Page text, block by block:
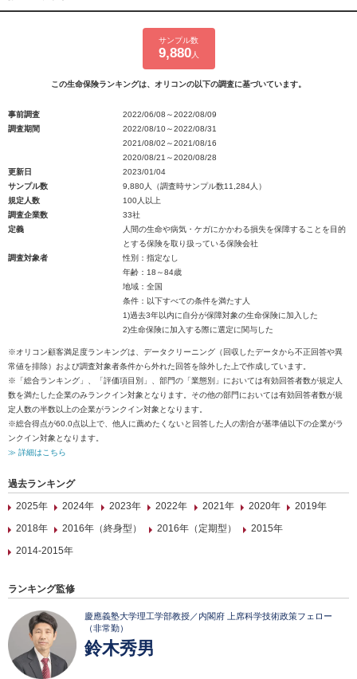
サンプル数
9,880人
この生命保険ランキングは、オリコンの以下の調査に基づいています。
事前調査
2022/06/08～2022/08/09
調査期間
2022/08/10～2022/08/31
2021/08/02～2021/08/16
2020/08/21～2020/08/28
更新日
2023/01/04
サンプル数
9,880人（調査時サンプル数11,284人）
規定人数
100人以上
調査企業数
33社
定義
人間の生命や病気・ケガにかかわる損失を保障することを目的
とする保険を取り扱っている保険会社
調査対象者
性別：指定なし
年齢：18～84歳
地域：全国
条件：以下すべての条件を満たす人
1)過去3年以内に自分が保障対象の生命保険に加入した
2)生命保険に加入する際に選定に関与した
※オリコン顧客満足度ランキングは、データクリーニング（回収したデータから不正回答や異
常値を排除）および調査対象者条件から外れた回答を除外した上で作成しています。
※「総合ランキング」、「評価項目別」、部門の「業態別」においては有効回答者数が規定人
数を満たした企業のみランクイン対象となります。その他の部門においては有効回答者数が規
定人数の半数以上の企業がランクイン対象となります。
※総合得点が60.0点以上で、他人に薦めたくないと回答した人の割合が基準値以下の企業がラ
ンクイン対象となります。
≫ 詳細はこちら
過去ランキング
2025年
2024年 2023年 2022年 2021年 2020年
2019年
2018年
2016年（終身型） 2016年（定期型）
2015年
2014-2015年
ランキング監修
慶應義塾大学理工学部教授／内閣府 上席科学技術政策フェロー
（非常勤）
鈴木秀男